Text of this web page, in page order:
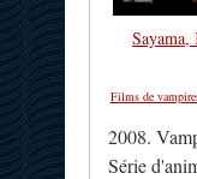
Films de
2008.
Série